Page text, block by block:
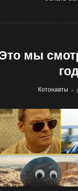
мы
Котонавты -